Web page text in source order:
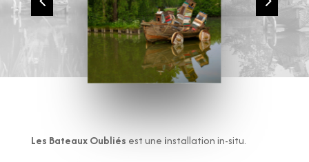
Les Bateaux Oubliés est une installation in-situ.